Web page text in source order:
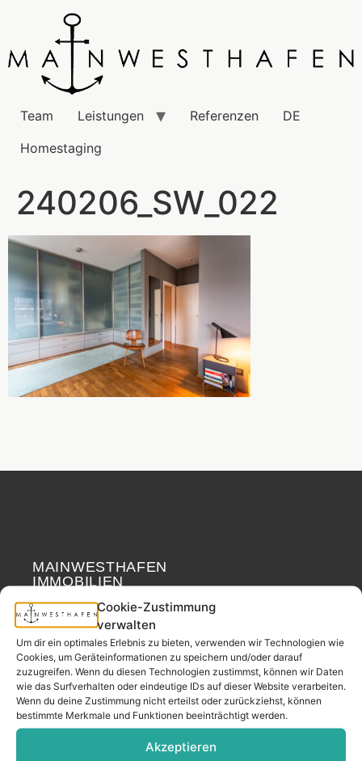
Cookie-Zustimmung
verwalten
Um dir ein optimales Erlebnis zu bieten, verwenden wir Technologien wie
Cookies, um Geräteinformationen zu speichern und/oder darauf
zuzugreifen. Wenn du diesen Technologien zustimmst, können wir Daten
wie das Surfverhalten oder eindeutige IDs auf dieser Website verarbeiten.
Wenn du deine Zustimmung nicht erteilst oder zurückziehst, können
bestimmte Merkmale und Funktionen beeinträchtigt werden.
Akzeptieren
Team Leistungen Referenzen
DE
Homestaging
240206_SW_022
MAINWESTHAFEN
IMMOBILIEN
Ihr Immobilienpartner
aus der
Nachbarschaft.
– seit 2017.